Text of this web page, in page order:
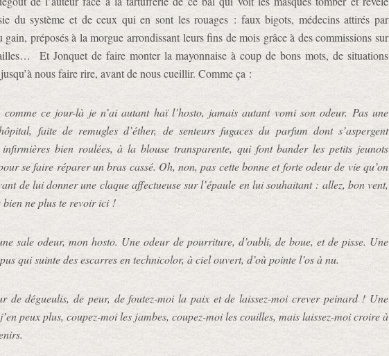
du système et de ceux qui en sont les rouages : faux bigots, médecins attirés par
gain, préposés à la morgue arrondissant leurs fins de mois grâce à des commissions sur
Et Jonquet de faire monter la mayonnaise à coup de bons mots, de situations
nous faire rire, avant de nous cueillir. Comme ça :
comme ce jour-là je n’ai autant haï l’hosto, jamais autant vomi son odeur. Pas une
faite de remugles d’éther, de senteurs fugaces du parfum dont s’aspergent
infirmières bien roulées, à la blouse transparente, qui font bander les petits jeunots
se faire réparer un bras cassé. Oh, non, pas cette bonne et forte odeur de vie qu’on
de lui donner une claque affectueuse sur l’épaule en lui souhaitant : allez, bon vent,
bien ne plus te revoir ici !
sale odeur, mon hosto. Une odeur de pourriture, d’oubli, de boue, et de pisse. Une
qui suinte des escarres en technicolor, à ciel ouvert, d’où pointe l’os à nu.
de dégueulis, de peur, de foutez-moi la paix et de laissez-moi crever peinard ! Une
peux plus, coupez-moi les jambes, coupez-moi les couilles, mais laissez-moi croire à